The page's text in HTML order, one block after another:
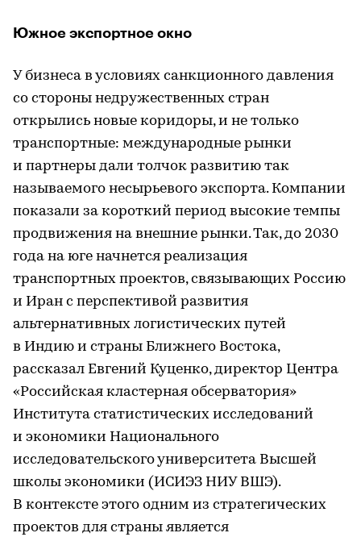
Южное экспортное окно
У бизнеса в условиях санкционного давления
со стороны недружественных стран
открылись новые коридоры, и не только
транспортные: международные рынки
и партнеры дали толчок развитию так
называемого несырьевого экспорта. Компании
показали за короткий период высокие темпы
продвижения на внешние рынки. Так, до 2030
года на юге начнется реализация
транспортных проектов, связывающих Россию
и Иран с перспективой развития
альтернативных логистических путей
в Индию и страны Ближнего Востока,
рассказал Евгений Куценко, директор Центра
«Российская кластерная обсерватория»
Института статистических исследований
и экономики Национального
исследовательского университета Высшей
школы экономики (ИСИЭЗ НИУ ВШЭ).
В контексте этого одним из стратегических
проектов для страны является